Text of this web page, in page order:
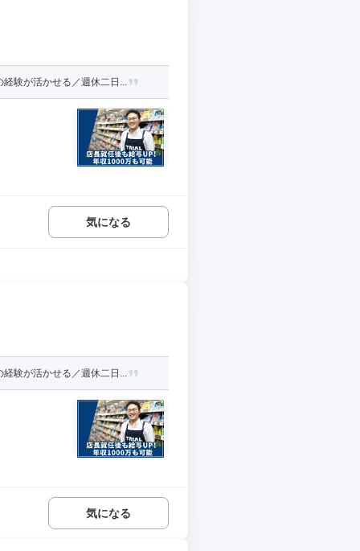
験が活かせる／週休二日...
気になる
験が活かせる／週休二日...
気になる